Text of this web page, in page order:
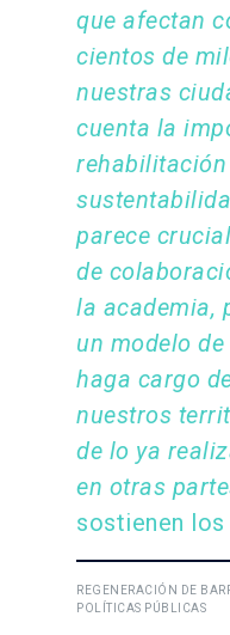
que afectan
cientos de
nuestras
cuenta la
parece
de
la academia,
un modelo
haga cargo
nuestros
de lo ya
en otras
sostienen
REGENERACIÓN DE
POLÍTICAS PÚBLICAS